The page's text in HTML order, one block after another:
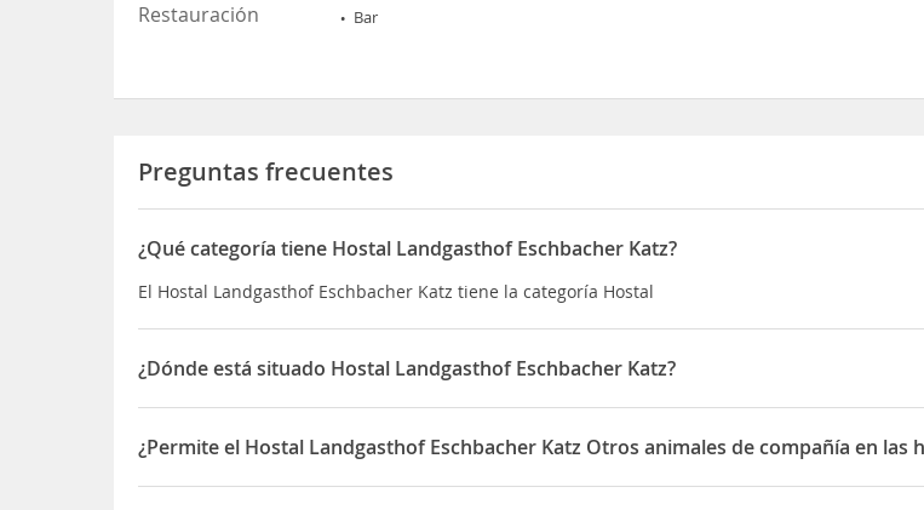
Restauración Bar
Preguntas frecuentes
¿Qué categoría tiene Hostal Landgasthof Eschbacher Katz?
El Hostal Landgasthof Eschbacher Katz tiene la categoría Hostal
¿Dónde está situado Hostal Landgasthof Eschbacher Katz?
El Hostal Landgasthof Eschbacher Katz está situado en Michelbacher Strasse 2
¿Permite el Hostal Landgasthof Eschbacher Katz Otros animales de compañía en las
Sí, el Hostal Landgasthof Eschbacher Katz permite Otros animales de compañía en las